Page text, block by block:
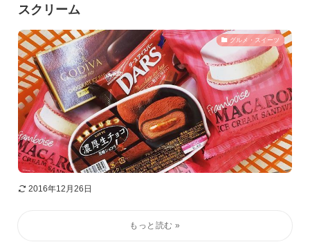
スクリーム
グルメ・スイーツ
2016年12月26日